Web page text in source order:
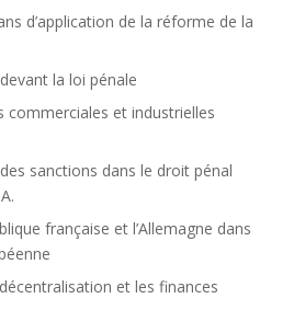
d’application de la réforme de la
la loi pénale
commerciales et industrielles
sanctions dans le droit pénal
française et l’Allemagne dans
et les finances